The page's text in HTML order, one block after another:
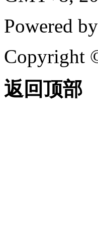
Powered by
Copyright
返回顶部